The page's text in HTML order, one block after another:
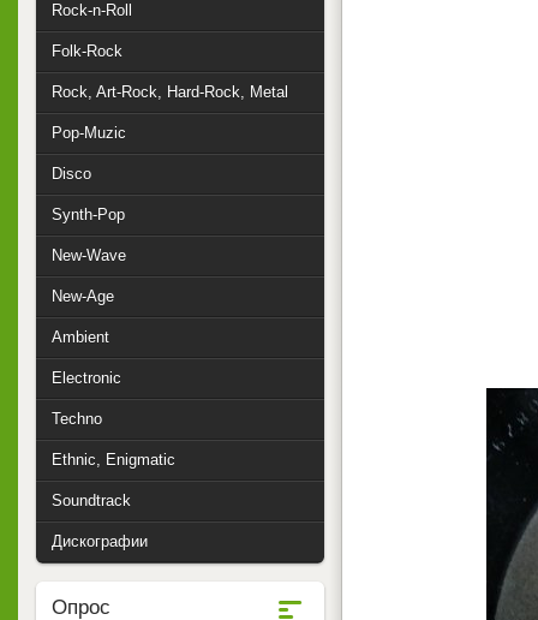
Rock-n-Roll
Folk-Rock
Rock, Art-Rock, Hard-Rock, Metal
Pop-Muzic
Disco
Synth-Pop
New-Wave
New-Age
Ambient
Electronic
Techno
Ethnic, Enigmatic
Soundtrack
Дискографии
Опрос